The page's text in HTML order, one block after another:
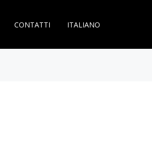
CONTATTI ITALIANO